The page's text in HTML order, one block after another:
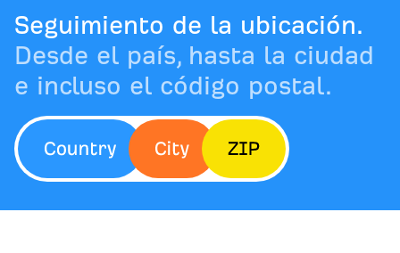
Seguimiento de la ubicación.
Desde el país, hasta la ciudad
e incluso el código postal.